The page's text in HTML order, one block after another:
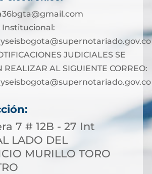
Institucional:
JUDICIALES SE
REALIZAR AL SIGUIENTE CORREO:
7 # 12B - 27 Int
LADO DEL
MURILLO TORO